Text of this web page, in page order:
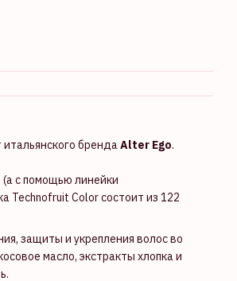
брендаAlter Ego.
(а с помощью линейки
Technofruit Color состоит из 122
защиты и укрепления волос во
масло, экстракты хлопка и